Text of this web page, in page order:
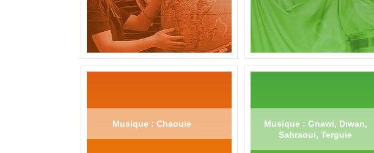
Musique : Chaouie
Musique : Gnawi, Diwan,
Sahraoui, Terguie